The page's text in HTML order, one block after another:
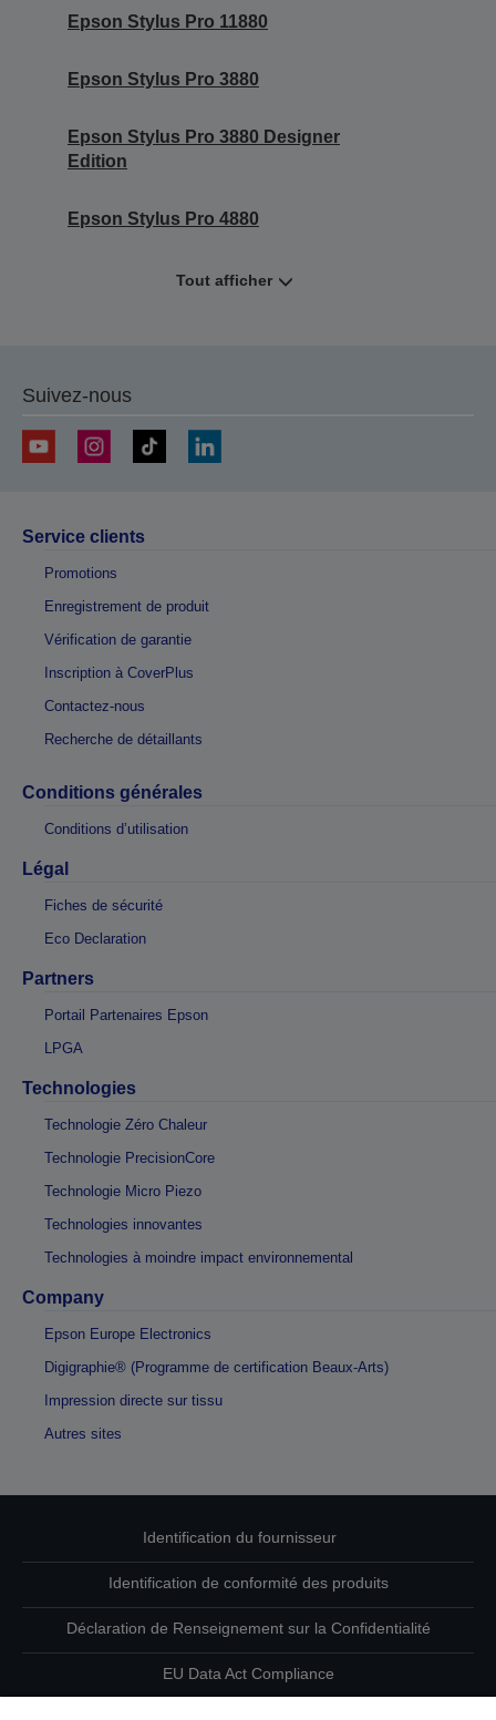
Epson Stylus Pro 11880
Epson Stylus Pro 3880
Epson Stylus Pro 3880 Designer
Edition
Epson Stylus Pro 4880
Tout afficher
Suivez-nous
Service clients
Promotions
Enregistrement de produit
Vérification de garantie
Inscription à CoverPlus
Contactez-nous
Recherche de détaillants
Conditions générales
Conditions d’utilisation
Légal
Fiches de sécurité
Eco Declaration
Partners
Portail Partenaires Epson
LPGA
Technologies
Technologie Zéro Chaleur
Technologie PrecisionCore
Technologie Micro Piezo
Technologies innovantes
Technologies à moindre impact environnemental
Company
Epson Europe Electronics
Digigraphie® (Programme de certification Beaux-Arts)
Impression directe sur tissu
Autres sites
Identification du fournisseur
Identification de conformité des produits
Déclaration de Renseignement sur la Confidentialité
EU Data Act Compliance